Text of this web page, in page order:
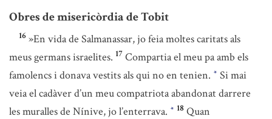
Obres de misericòrdia de Tobit
16 »En vida de Salmanassar, jo feia moltes caritats als
meus germans israelites. 17 Compartia el meu pa amb els
famolencs i donava vestits als qui no en tenien. * Si mai
veia el cadàver d’un meu compatriota abandonat darrere
les muralles de Nínive, jo l’enterrava. * 18 Quan